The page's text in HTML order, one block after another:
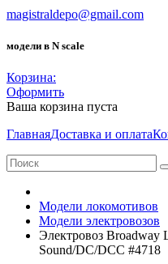
magistraldepo@gmail.com
модели в N scale
Корзина:
Оформить
Ваша корзина пуста
ГлавнаяДоставка и оплата
Модели локомотивов
Модели электровозов
Электровоз Broadway
Sound/DC/DCC #4718